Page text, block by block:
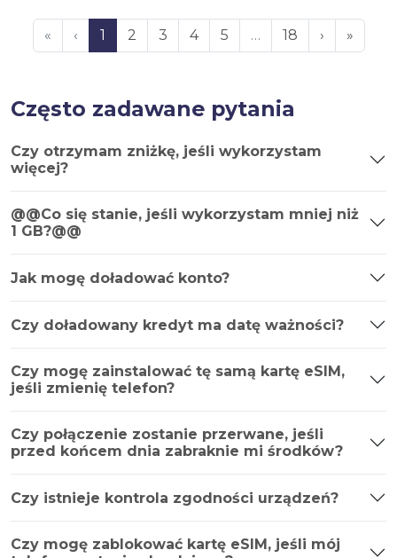
« ‹ 1 2 3 4 5 … 18 › »
Często zadawane pytania
Czy otrzymam zniżkę, jeśli wykorzystam
więcej?
@@Co się stanie, jeśli wykorzystam mniej niż
1 GB?@@
Jak mogę doładować konto?
Czy doładowany kredyt ma datę ważności?
Czy mogę zainstalować tę samą kartę eSIM,
jeśli zmienię telefon?
Czy połączenie zostanie przerwane, jeśli
przed końcem dnia zabraknie mi środków?
Czy istnieje kontrola zgodności urządzeń?
Czy mogę zablokować kartę eSIM, jeśli mój